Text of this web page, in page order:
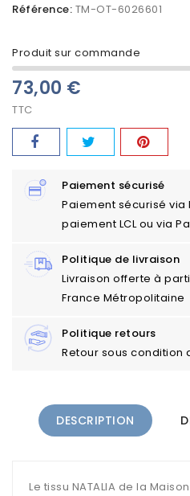
Référence: TM-OT-6026601
Produit sur commande
73,00 €
TTC
Paiement sécurisé
Paiement sécurisé
paiement LCL ou via
Politique de livraison
Livraison offerte à
France Métropolitaine
Politique retours
Retour sous condition
DESCRIPTION
Le tissu NATALIA de la